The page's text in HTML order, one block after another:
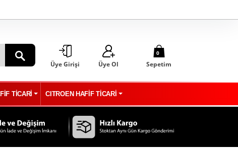
Üye Girişi Üye Ol
0
Sepetim
TİCARİ CITROEN HAFİF TİCARİ